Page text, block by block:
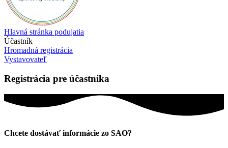
Hlavná stránka podujatia
Účastník
Hromadná registrácia
Vystavovateľ
Registrácia pre účastníka
Chcete dostávať informácie zo SAO?